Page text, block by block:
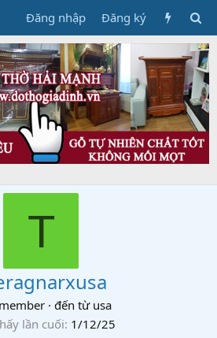
Đăng nhập Đăng ký
T
· đến từ usa
lần cuối 1/12/25